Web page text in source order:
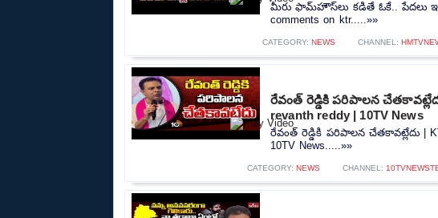
మీరు ఫామ్‌హౌస్‌లు కడితే ఓకే.. పేదలు
comments on ktr.....»»
CATEGORY: NEWS CHANNEL:
రేవంత్ రెడ్డికి పరిపాలన
revanth reddy | 10TV News
రేవంత్ రెడ్డికి పరిపాలన చేతకావట్లేదు |
10TV News.....»»
CATEGORY: NEWS CHANNEL: